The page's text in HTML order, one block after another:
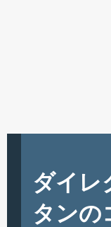
ダイレ
タンの